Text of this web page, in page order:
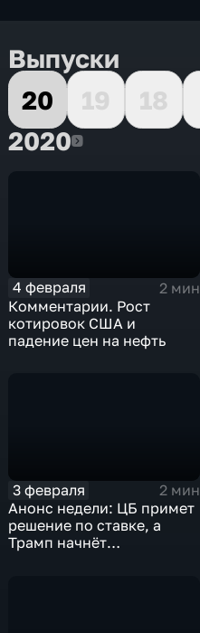
Выпуски
20
19 18
20202020
4 февраля
2 мин
Комментарии. Рост
котировок США и
падение цен на нефть
3 февраля
2 мин
Анонс недели: ЦБ примет
решение по ставке, а
Трамп начнёт